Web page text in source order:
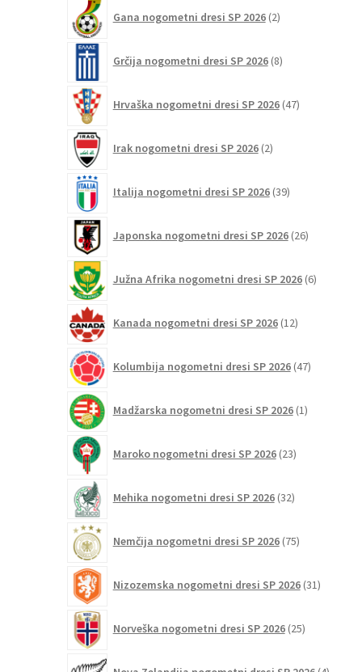
Gana nogometni dresi SP 2026 2izdelka
Grčija nogometni dresi SP 2026 8izdelkov
Hrvaška nogometni dresi SP 2026 47izdelkov
Irak nogometni dresi SP 2026 2izdelka
Italija nogometni dresi SP 2026 39izdelkov
Japonska nogometni dresi SP 2026 26izdelkov
Južna Afrika nogometni dresi SP 2026 6izdelkov
Kanada nogometni dresi SP 2026 12izdelkov
Kolumbija nogometni dresi SP 2026 47izdelkov
Madžarska nogometni dresi SP 2026 1izdelek
Maroko nogometni dresi SP 2026 23izdelkov
Mehika nogometni dresi SP 2026 32izdelkov
Nemčija nogometni dresi SP 2026 75izdelkov
Nizozemska nogometni dresi SP 2026 31izdelkov
Norveška nogometni dresi SP 2026 25izdelkov